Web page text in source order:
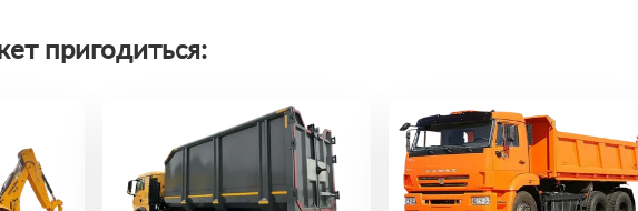
пригодиться: